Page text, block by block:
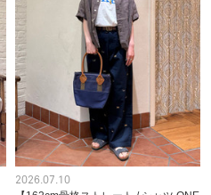
2026.07.10